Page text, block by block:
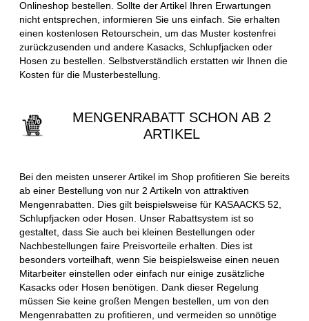
Onlineshop bestellen. Sollte der Artikel Ihren Erwartungen
nicht entsprechen, informieren Sie uns einfach. Sie erhalten
einen kostenlosen Retourschein, um das Muster kostenfrei
zurückzusenden und andere Kasacks, Schlupfjacken oder
Hosen zu bestellen. Selbstverständlich erstatten wir Ihnen die
Kosten für die Musterbestellung.
MENGENRABATT SCHON AB 2
ARTIKEL
Bei den meisten unserer Artikel im Shop profitieren Sie bereits
ab einer Bestellung von nur 2 Artikeln von attraktiven
Mengenrabatten. Dies gilt beispielsweise für KASAACKS 52,
Schlupfjacken oder Hosen. Unser Rabattsystem ist so
gestaltet, dass Sie auch bei kleinen Bestellungen oder
Nachbestellungen faire Preisvorteile erhalten. Dies ist
besonders vorteilhaft, wenn Sie beispielsweise einen neuen
Mitarbeiter einstellen oder einfach nur einige zusätzliche
Kasacks oder Hosen benötigen. Dank dieser Regelung
müssen Sie keine großen Mengen bestellen, um von den
Mengenrabatten zu profitieren, und vermeiden so unnötige